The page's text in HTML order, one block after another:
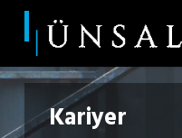
Skip
main
content
Kariyer